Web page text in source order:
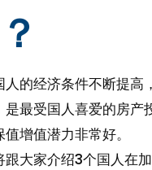
人的经济条件不断提高
是最受国人喜爱的房产
值增值潜力非常好。
跟大家介绍3个国人在